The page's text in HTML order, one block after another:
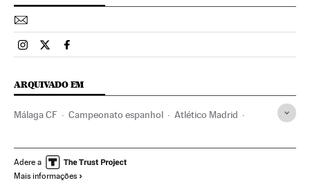
Esportes El País Brasil en Instagram
Esportes El País Brasil en Twitter
Esportes El País Brasil en Facebook
ARQUIVADO EM
Málaga CF Campeonato espanhol Atlético Madrid
Times esportes Esportes
Adere a
Mais informações